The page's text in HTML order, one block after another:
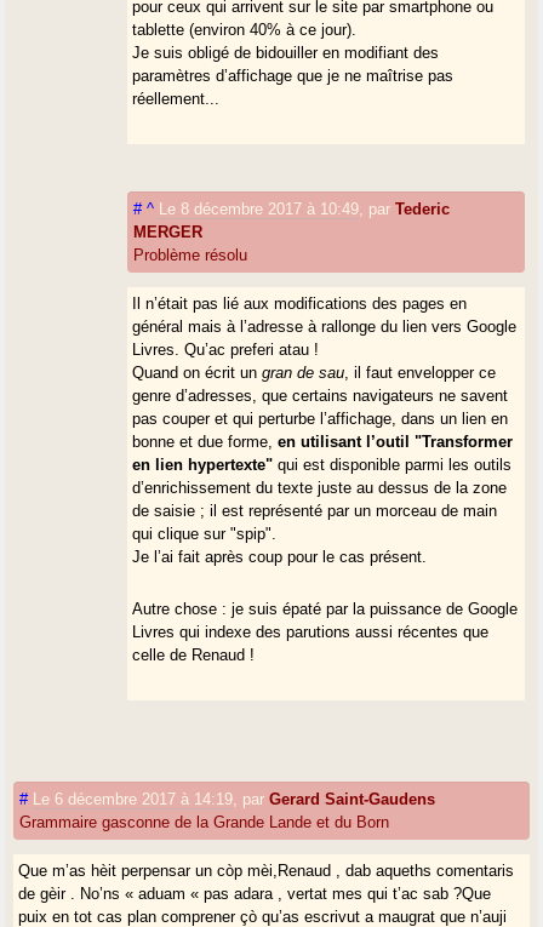
pour ceux qui arrivent sur le site par smartphone ou
tablette (environ 40% à ce jour).
Je suis obligé de bidouiller en modifiant des
paramètres d’affichage que je ne maîtrise pas
réellement...
# ^ Le 8 décembre 2017 à 10:49 parTederic
MERGER
Problème résolu
Il n’était pas lié aux modifications des pages en
général mais à l’adresse à rallonge du lien vers Google
Livres. Qu’ac preferi atau !
Quand on écrit ungran de sau , il faut envelopper ce
genre d’adresses, que certains navigateurs ne savent
pas couper et qui perturbe l’affichage, dans un lien en
bonne et due forme,en utilisant l’outil "Transformer
en lien hypertexte" qui est disponible parmi les outils
d’enrichissement du texte juste au dessus de la zone
de saisie ; il est représenté par un morceau de main
qui clique sur "spip".
Je l’ai fait après coup pour le cas présent.
Autre chose : je suis épaté par la puissance de Google
Livres qui indexe des parutions aussi récentes que
celle de Renaud !
# Le 6 décembre 2017 à 14:19 parGerard Saint-Gaudens
Grammaire gasconne de la Grande Lande et du Born
Que m’as hèit perpensar un còp mèi,Renaud , dab aqueths comentaris
de gèir . No’ns « aduam « pas adara , vertat mes qui t’ac sab ?Que
puix en tot cas plan comprener çò qu’as escrivut a maugrat que n’auji